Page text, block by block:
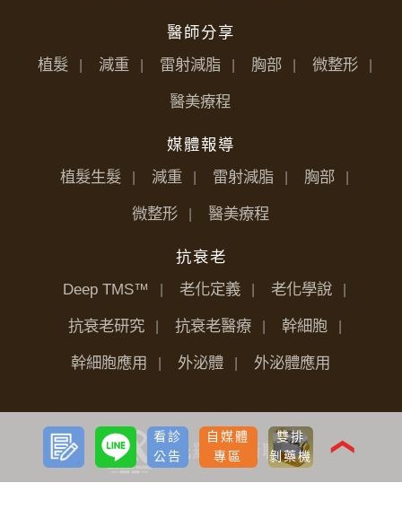
雙排
剝藥機
自媒體
專區
看診
公告
預約
諮詢
LINE
❮
醫師分享
植髮
減重 雷射減脂 胸部 微整形
醫美療程
媒體報導
植髮生髮
減重 雷射減脂 胸部
微整形 醫美療程
抗衰老
Deep TMS™
老化定義 老化學說
抗衰老研究 抗衰老醫療 幹細胞
幹細胞應用 外泌體 外泌體應用